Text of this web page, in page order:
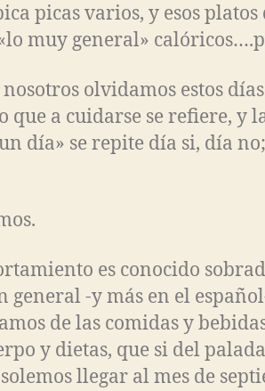
picas varios, y esos platos
muy general»
olvidamos estos
que a cuidarse se refiere, y
día» se repite día si, día
es conocido
general -y más en el
de las comidas y
y dietas, que si del
llegar al mes de